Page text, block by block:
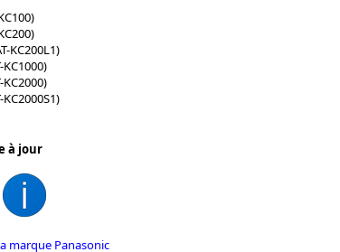
KC200L1)
KC1000)
KC2000)
KC2000S1)
à jour
marque Panasonic